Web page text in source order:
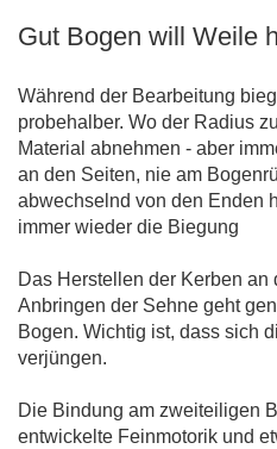
Gut Bogen will Weile
Während der Bearbeitung
probehalber. Wo der Radius
Material abnehmen - aber
an den Seiten, nie am
abwechselnd von den Enden
immer wieder die Biegung
Das Herstellen der Kerben
Anbringen der Sehne geht
Bogen. Wichtig ist, dass sich
verjüngen.
Die Bindung am zweiteiligen
entwickelte Feinmotorik und